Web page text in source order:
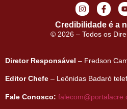
Credibilidade é a
© 2026 – Todos os
Diretor Responsável – Fredson
Editor Chefe – Leônidas Badaró
Fale Conosco: